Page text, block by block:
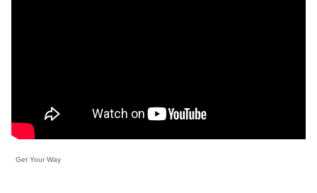
Get Your Way